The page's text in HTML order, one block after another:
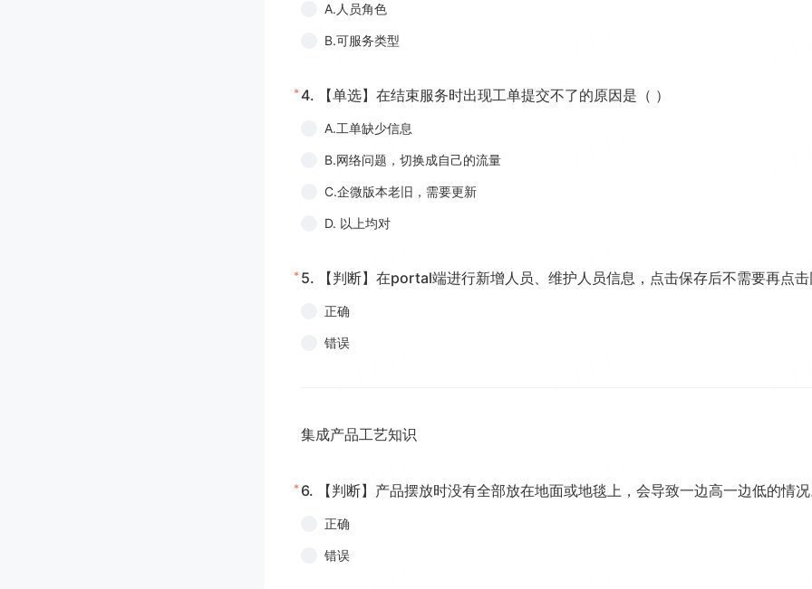
A.人员角色
B.可服务类型
* 4. 【单选】在结束服务时出现工单提交不了的原因是（ ）
A.工单缺少信息
B.网络问题，切换成自己的流量
C.企微版本老旧，需要更新
D. 以上均对
* 5. 【判断】在portal端进行新增人员、维护人员信息，点击保存后不需要再点
正确
错误
集成产品工艺知识
* 6. 【判断】产品摆放时没有全部放在地面或地毯上，会导致一边高一边低的情
正确
错误